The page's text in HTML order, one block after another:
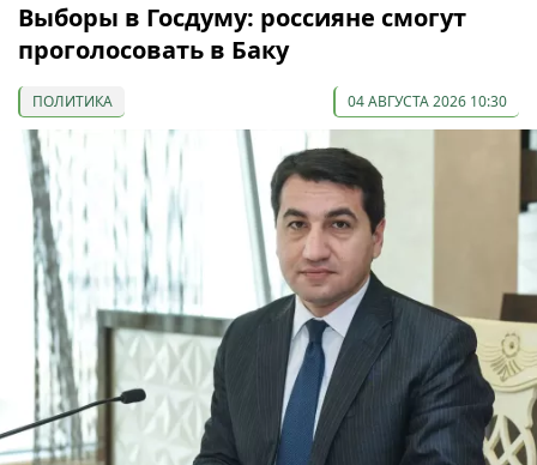
Выборы в Госдуму: россияне смогут
проголосовать в Баку
ПОЛИТИКА 04 АВГУСТА 2026 10:30